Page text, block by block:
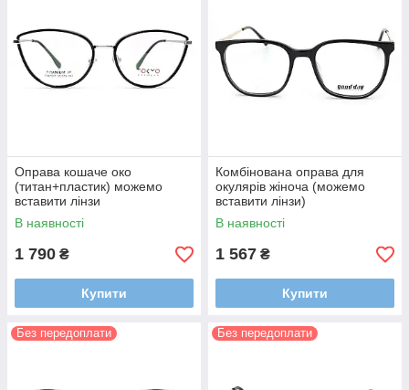
Оправа кошаче око
(титан+пластик) можемо
вставити лінзи
В наявності
1 790 ₴
Купити
Комбінована оправа для
окулярів жіноча (можемо
вставити лінзи)
В наявності
1 567 ₴
Купити
Без передоплати Без передоплати